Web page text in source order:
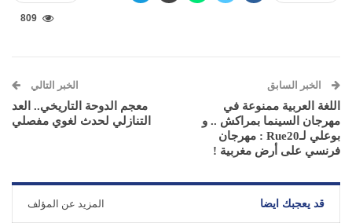
809
الخبر السابق
اللغة العربية ممنوعة في
مهرجان السينما بمراكش .. و
بوعلي لـRue20 : مهرجان
فرنسي على أرض مغربية !
الخبر التالي
معجم الدوحة التاريخي.. العد
التنازلي لحدث لغوي مفصلي
قد يعجبك ايضا المزيد عن المؤلف